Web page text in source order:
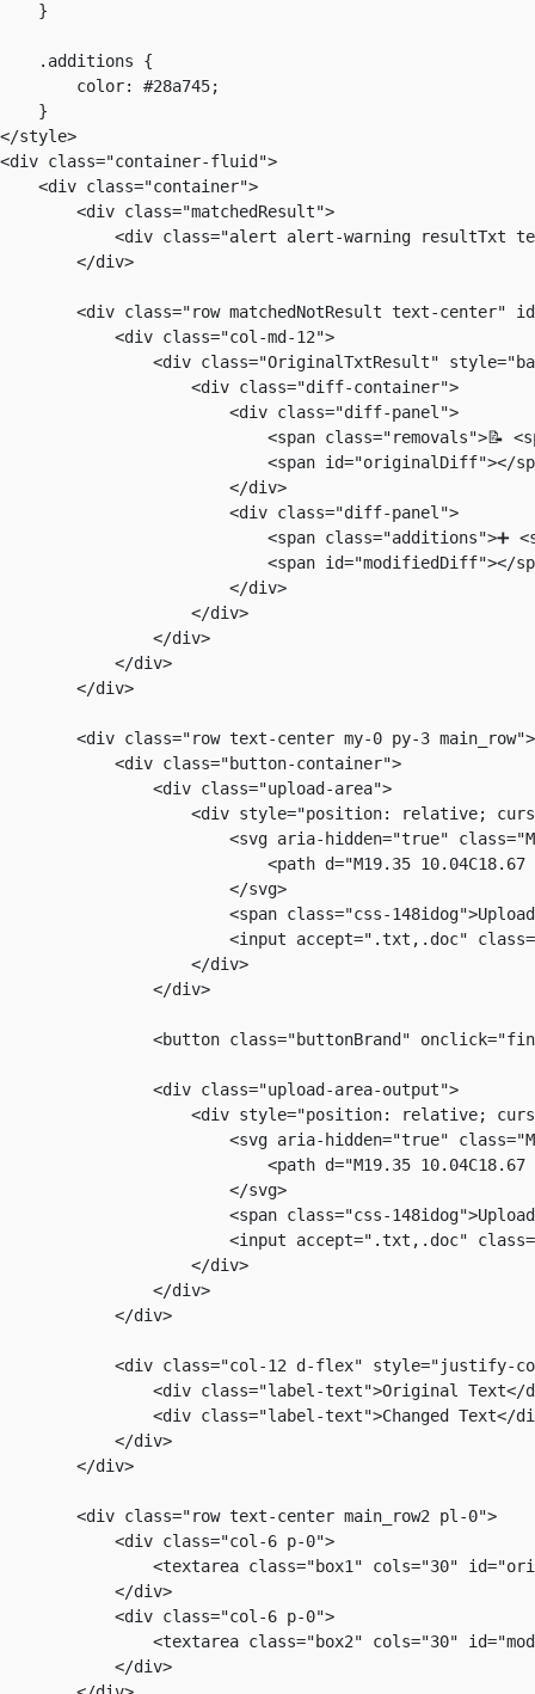
    }
    .additions {
        color: #28a745;
    }
</style>
<div class="container-fluid">
    <div class="container">
        <div class="matchedResult">
<div class="alert alert-warning resultTxt
        </div>
<div class="row matchedNotResult text-center"
            <div class="col-md-12">
<div class="OriginalTxtResult"
                    <div class="diff-container">
                        <div class="diff-panel">
<span class="removals">📝
<span id="originalDiff"></
                        </div>
                        <div class="diff-panel">
<span class="additions">➕
<span id="modifiedDiff"></
                        </div>
                    </div>
                </div>
            </div>
        </div>
        <div class="row text-center my-0 py-3 main_row">
            <div class="button-container">
                <div class="upload-area">
<div style="position: relative;
<svg aria-hidden="true"
<path d="M19.35
                        </svg>
<span class="css-
<input accept=".txt,.doc"
                    </div>
                </div>
<button class="buttonBrand"
                <div class="upload-area-output">
<div style="position: relative;
<svg aria-hidden="true"
<path d="M19.35
                        </svg>
<span class="css-
<input accept=".txt,.doc"
                    </div>
                </div>
            </div>
<div class="col-12 d-flex" style="justify-
<div class="label-text">Original Text</
<div class="label-text">Changed Text</
            </div>
        </div>
        <div class="row text-center main_row2 pl-0">
            <div class="col-6 p-0">
<textarea class="box1" cols="30"
            </div>
            <div class="col-6 p-0">
<textarea class="box2" cols="30"
            </div>